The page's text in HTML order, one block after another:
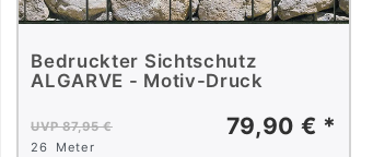
Bedruckter Sichtschutz
ALGARVE - Motiv-Druck
UVP 87,95 € 79,90 € *
26 Meter